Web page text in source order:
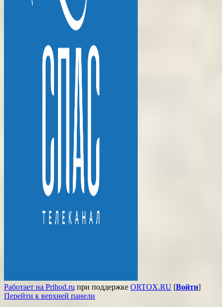
Работает на Prihod.ru при поддержке ORTOX.RU [Войти]
Перейти к верхней панели